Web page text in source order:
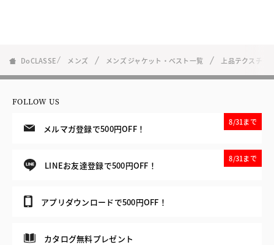
DoCLASSE メンズ メンズ ジャケット・ベスト一覧 上品テクスチャ
FOLLOW US
メルマガ登録で500円OFF！
8/31まで
LINEお友達登録で500円OFF！
8/31まで
アプリダウンロードで500円OFF！
カタログ無料プレゼント